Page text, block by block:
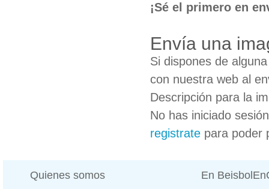
¡Sé el primero en
Envía una
Si dispones de
con nuestra web al
Descripción para la
No has iniciado
registrate para poder
Quienes somos En